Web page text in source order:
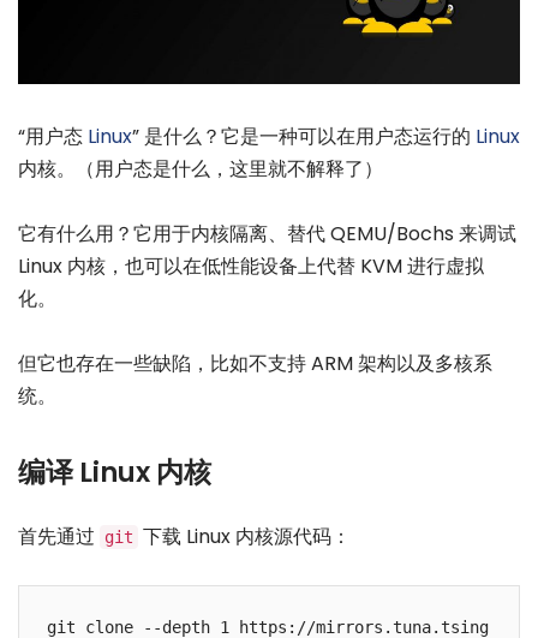
“用户态 Linux” 是什么？它是一种可以在用户态运行的 Linux
内核。（用户态是什么，这里就不解释了）
它有什么用？它用于内核隔离、替代 QEMU/Bochs 来调试
Linux 内核，也可以在低性能设备上代替 KVM 进行虚拟
化。
但它也存在一些缺陷，比如不支持 ARM 架构以及多核系
统。
编译 Linux 内核
首先通过 git 下载 Linux 内核源代码：
git clone --depth 1 https://mirrors.tuna.tsing